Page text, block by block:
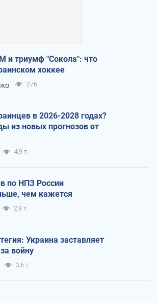
и триумф "Сокола": что
хоккее
276
в 2026-2028 годах?
из новых прогнозов от
4,9 т.
по НПЗ России
чем кажется
2,9 т.
Украина заставляет
войну
3,6 т.